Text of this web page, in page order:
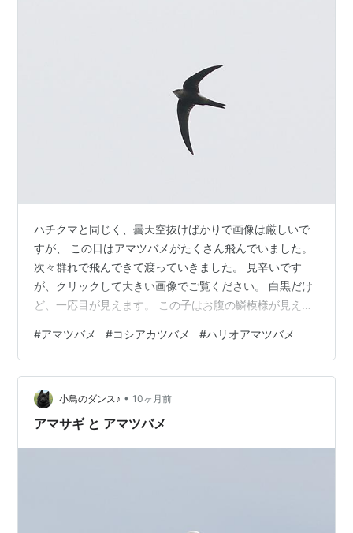
ハチクマと同じく、曇天空抜けばかりで画像は厳しいで
すが、 この日はアマツバメがたくさん飛んでいました。
次々群れで飛んできて渡っていきました。 見辛いです
が、クリックして大きい画像でご覧ください。 白黒だけ
ど、一応目が見えます。 この子はお腹の鱗模様が見えて
かって飛んでくるアマツバメ。 フレームの端になんとか
写っていた、尾羽全開のアマツバメ。 飛びながらカキカ
キ。クリックで大きい画像でご覧ください。 綺麗な鎌形
の飛翔。 言わなければわかりませんが、山背景。 コシア
カツバメも少数飛んでいました。 コシアカツバメの背中
#アマツバメ #コシアカツバメ #ハリオアマツバメ
小鳥のダンス♪ • 10ヶ月前
アマサギ と アマツバメ